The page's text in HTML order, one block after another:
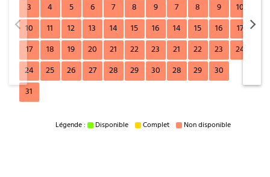
3
4 5 6 7 8
9
10
11 12 13 14 15
16
17
18 19 20 21 22
23
24
25 26 27 28 29
30
31
7
8 9 10
14
15 16 17
21
22 23 24
28
29 30
Légende : Disponible Complet Non disponible